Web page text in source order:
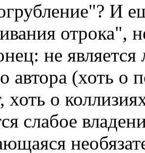
И
отрока",
не
автора (хоть о
хоть о
слабое